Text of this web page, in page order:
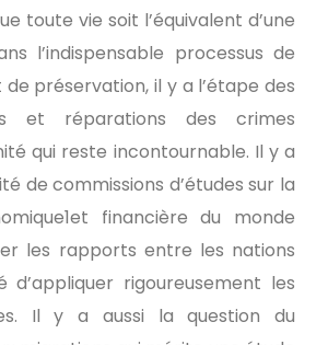
toute vie soit l’équivalent d’une
l’indispensable processus de
préservation, il y a l’étape des
et réparations des crimes
qui reste incontournable. Il y a
de commissions d’études sur la
financière du monde
les rapports entre les nations
d’appliquer rigoureusement les
Il y a aussi la question du